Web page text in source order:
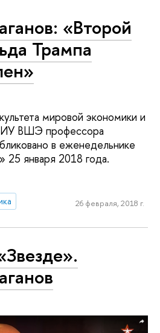
«Второй
Трампа
мировой экономики и
ВШЭ профессора
в еженедельнике
25 января 2018 года.
26 февраля, 2018 г.